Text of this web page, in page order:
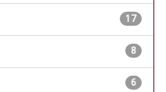
17
8
6